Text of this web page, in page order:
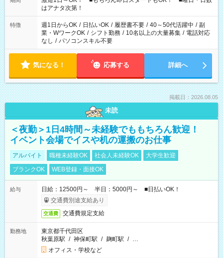
はアナタ次第！
特徴 週1日からOK / 日払いOK / 履歴書不要 / 40～50代活躍中 / 副
業・WワークOK / シフト勤務 / 10名以上の大量募集 / 電話対応
なし / パソコンスキル不要
気になる！ 応募する 詳細へ
掲載日：2026.08.05
未読
＜夜勤＞1日4時間～未経験でももちろん歓迎！
イベント会場でイスや机の運搬のお仕事
アルバイト 職種未経験OK 社会人未経験OK
大学生歓迎
ブランクOK
WEB登録・面接OK
給与
日給：12500円～ 半日：5000円～ ■日払いOK！
交通費別途支給あり
交通費 交通費規定支給
勤務地
東京都千代田区
秋葉原駅 / 神保町駅 / 麹町駅 / …
オフィス・学校など